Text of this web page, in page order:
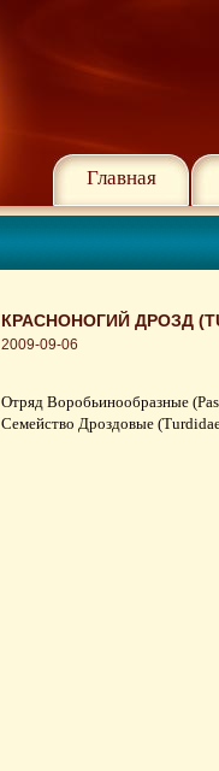
Главная
КРАСНОНОГИЙ ДРОЗД
2009-09-06
Отряд Воробьинообразные
Семейство Дроздовые